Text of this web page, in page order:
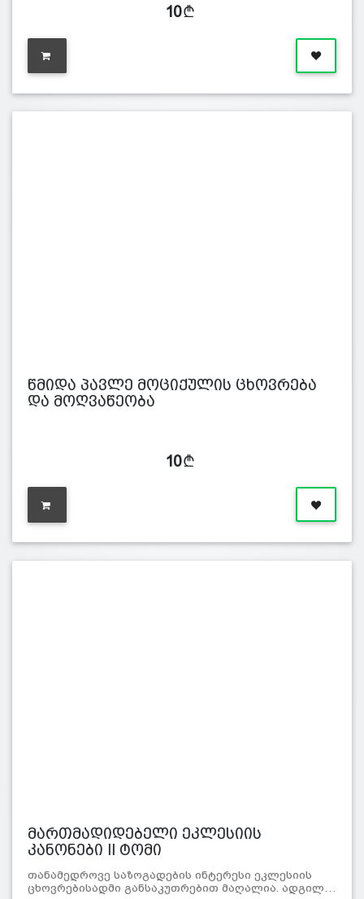
10
წმიდა პავლე მოციქულის ცხოვრება
და მოღვაწეობა
10
მართმადიდებელი ეკლესიის
კანონები II ტომი
თანამედროვე საზოგადების ინტერესი ეკლესიის
ცხოვრებისადმი განსაკუთრებით მაღალია. ადგილ…